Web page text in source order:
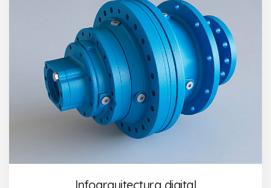
Infoarquitectura digital